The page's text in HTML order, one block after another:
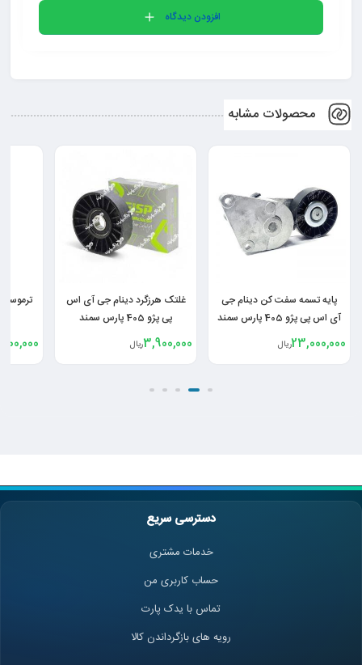
افزودن دیدگاه
محصولات مشابه
غلتک هرزگرد دینام جی آی اس
پی پژو 405 پارس سمند
3,900,000ریال
ترموستات باباپارت 89 درجه رانا
پژو 206 207
5,500,000ریال
غلتک
دسترسی سریع
خدمات مشتری
حساب کاربری من
تماس با یدک پارت
رویه های بازگرداندن کالا